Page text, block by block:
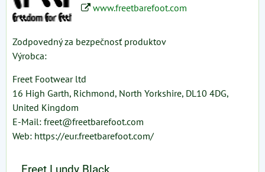
www.freetbarefoot.com
Zodpovedný za bezpečnosť produktov
Výrobca:
Freet Footwear ltd
16 High Garth, Richmond, North Yorkshire, DL10 4DG,
United Kingdom
E-Mail: freet@freetbarefoot.com
Web: https://eur.freetbarefoot.com/
Freet Lundy Black